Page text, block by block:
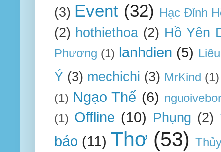
(3) Event (32) Hạc Đỉnh
(2) hothiethoa (2) Hồ Yên
Phương (1) lanhdien (5)
Ý (3) mechichi (3) MrKind (1)
(1) Ngạo Thế (6)
(1) Offline (10) Phụng (2)
báo (11) Thơ (53)